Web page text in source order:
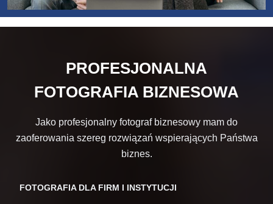
PROFESJONALNA
FOTOGRAFIA BIZNESOWA
Jako profesjonalny fotograf biznesowy mam do
zaoferowania szereg rozwiązań wspierających Państwa
biznes.
FOTOGRAFIA DLA FIRM I INSTYTUCJI